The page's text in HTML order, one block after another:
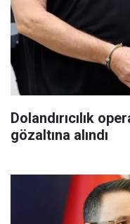
Dolandırıcılık
gözaltına alındı